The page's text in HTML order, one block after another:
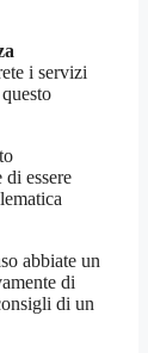
i servizi
essere
abbiate un
di
di un